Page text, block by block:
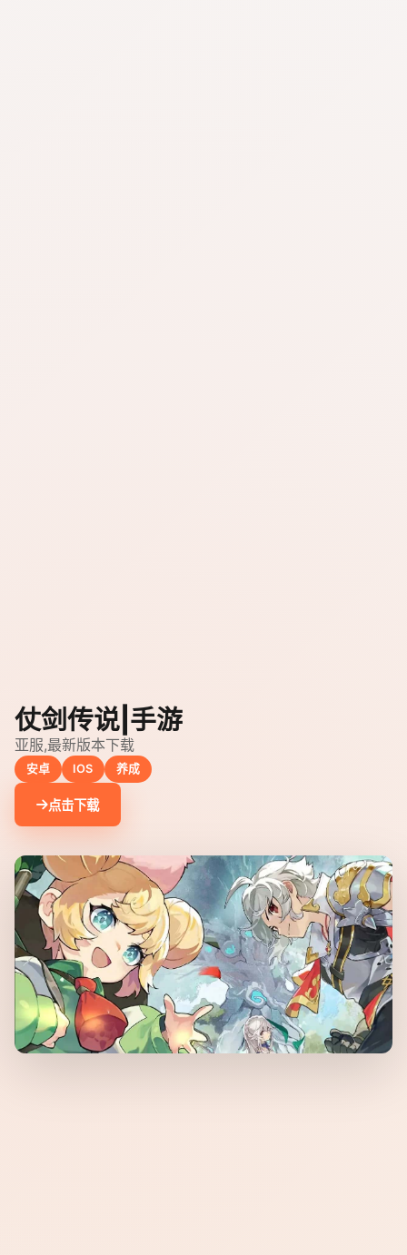
仗剑传说|手游
亚服,最新版本下载
安卓 IOS 养成
点击下载